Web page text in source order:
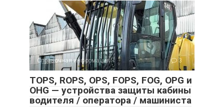
Справочная информация 3
TOPS, ROPS, OPS, FOPS, FOG, OPG и
OHG — устройства защиты кабины
водителя / оператора / машиниста